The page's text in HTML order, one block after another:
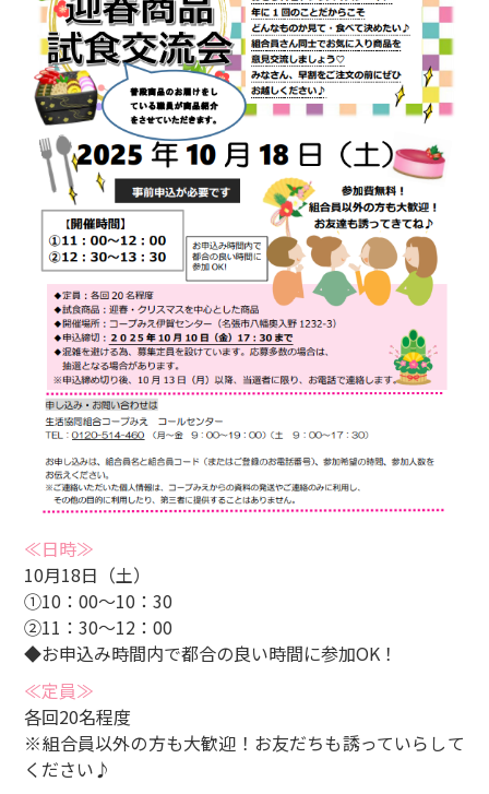
≪日時≫
10月18日（土）
①10：00～10：30
②11：30～12：00
◆お申込み時間内で都合の良い時間に参加OK！
≪定員≫
各回20名程度
※組合員以外の方も大歓迎！お友だちも誘っていらして
ください♪